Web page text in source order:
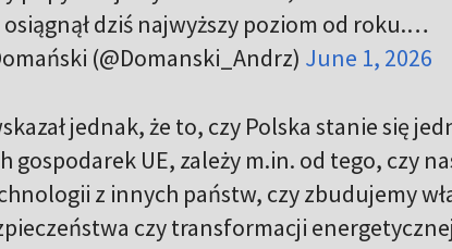
osiągnął dziś najwyższy poziom od roku.…
(@Domanski_Andrz) June 1, 2026
jednak, że to, czy Polska stanie się
gospodarek UE, zależy m.in. od tego, czy
z innych państw, czy zbudujemy
czy transformacji